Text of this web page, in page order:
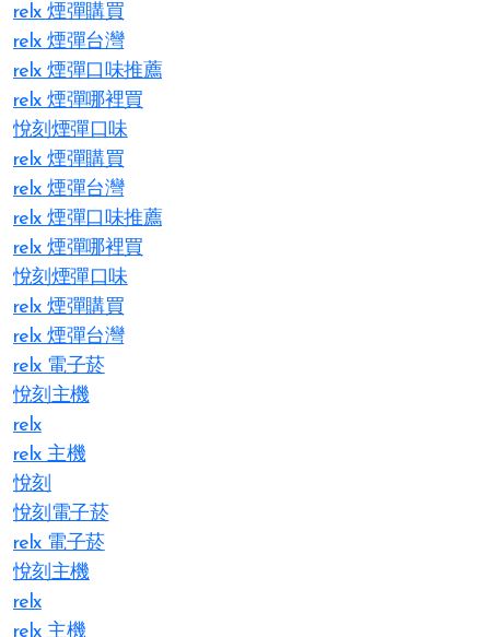
relx 煙彈購買
relx 煙彈台灣
relx 煙彈口味推薦
relx 煙彈哪裡買
悅刻煙彈口味
relx 煙彈購買
relx 煙彈台灣
relx 煙彈口味推薦
relx 煙彈哪裡買
悅刻煙彈口味
relx 煙彈購買
relx 煙彈台灣
relx 電子菸
悅刻主機
relx
relx 主機
悅刻
悅刻電子菸
relx 電子菸
悅刻主機
relx
relx 主機